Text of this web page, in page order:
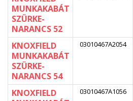
MUNKAKABÁT
SZÜRKE-
NARANCS 52
KNOXFIELD
MUNKAKABÁT
SZÜRKE-
NARANCS 54
03010467A2054
KNOXFIELD
03010467A1056